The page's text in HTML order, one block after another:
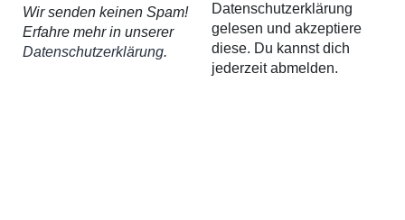
Wir senden keinen Spam!
Erfahre mehr in unserer
Datenschutzerklärung.
Datenschutzerklärung
gelesen und akzeptiere
diese. Du kannst dich
jederzeit abmelden.